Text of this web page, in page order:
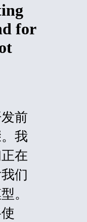
for
前
我
在
们
。